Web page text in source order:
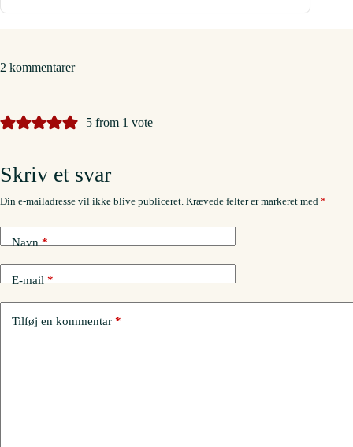
2 kommentarer
5 from 1 vote
Skriv et svar
Din e-mailadresse vil ikke blive publiceret. Krævede felter er markeret med *
Navn*
E-mail*
Tilføj en kommentar *